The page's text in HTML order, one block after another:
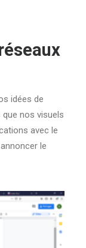
idées de
nos visuels
avec le
le